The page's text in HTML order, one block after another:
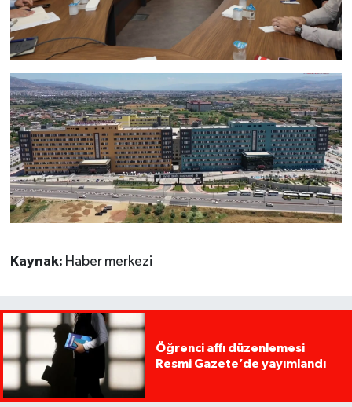
Kaynak: Haber merkezi
Öğrenci affı düzenlemesi
Resmi Gazete’de yayımlandı